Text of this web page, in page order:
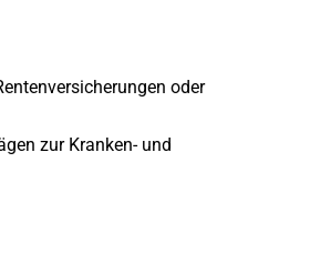
oder
zur Kranken- und